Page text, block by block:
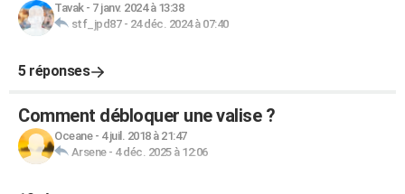
Tavak- 7 janv. 2024 à 13:38
stf_jpd87- 24 déc. 2024 à 07:40
5 réponses
Comment débloquer une valise ?
Oceane- 4 juil. 2018 à 21:47
Arsene- 4 déc. 2025 à 12:06